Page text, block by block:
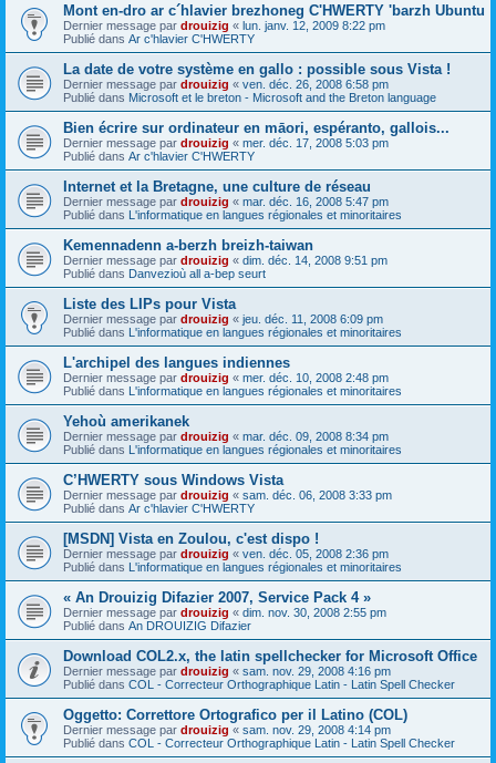
Mont en-dro ar c´hlavier brezhoneg C'HWERTY 'barzh Ubuntu
Dernier message par drouizig « lun. janv. 12, 2009 8:22 pm
Publié dans Ar c'hlavier C'HWERTY
La date de votre système en gallo : possible sous Vista !
Dernier message par drouizig « ven. déc. 26, 2008 6:58 pm
Publié dans Microsoft et le breton - Microsoft and the Breton language
Bien écrire sur ordinateur en māori, espéranto, gallois...
Dernier message par drouizig « mer. déc. 17, 2008 5:03 pm
Publié dans Ar c'hlavier C'HWERTY
Internet et la Bretagne, une culture de réseau
Dernier message par drouizig « mar. déc. 16, 2008 5:47 pm
Publié dans L'informatique en langues régionales et minoritaires
Kemennadenn a-berzh breizh-taiwan
Dernier message par drouizig « dim. déc. 14, 2008 9:51 pm
Publié dans Danvezioù all a-bep seurt
Liste des LIPs pour Vista
Dernier message par drouizig « jeu. déc. 11, 2008 6:09 pm
Publié dans L'informatique en langues régionales et minoritaires
L'archipel des langues indiennes
Dernier message par drouizig « mer. déc. 10, 2008 2:48 pm
Publié dans L'informatique en langues régionales et minoritaires
Yehoù amerikanek
Dernier message par drouizig « mar. déc. 09, 2008 8:34 pm
Publié dans L'informatique en langues régionales et minoritaires
C’HWERTY sous Windows Vista
Dernier message par drouizig « sam. déc. 06, 2008 3:33 pm
Publié dans Ar c'hlavier C'HWERTY
[MSDN] Vista en Zoulou, c'est dispo !
Dernier message par drouizig « ven. déc. 05, 2008 2:36 pm
Publié dans L'informatique en langues régionales et minoritaires
« An Drouizig Difazier 2007, Service Pack 4 »
Dernier message par drouizig « dim. nov. 30, 2008 2:55 pm
Publié dans An DROUIZIG Difazier
Download COL2.x, the latin spellchecker for Microsoft Office
Dernier message par drouizig « sam. nov. 29, 2008 4:16 pm
Publié dans COL - Correcteur Orthographique Latin - Latin Spell Checker
Oggetto: Correttore Ortografico per il Latino (COL)
Dernier message par drouizig « sam. nov. 29, 2008 4:14 pm
Publié dans COL - Correcteur Orthographique Latin - Latin Spell Checker